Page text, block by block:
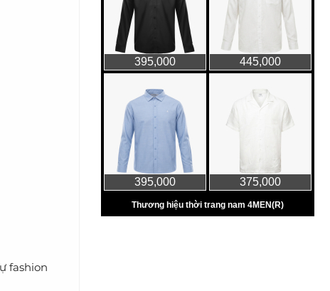
fashion